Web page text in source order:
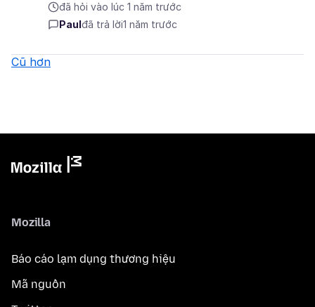
đã hỏi vào lúc 1 năm trước
Paul đã trả lời1 năm trước
Cũ hơn
Mozilla
Báo cáo lạm dụng thương hiệu
Mã nguồn